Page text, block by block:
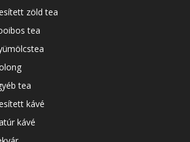
zöld tea
tea
tea
kávé
kávé